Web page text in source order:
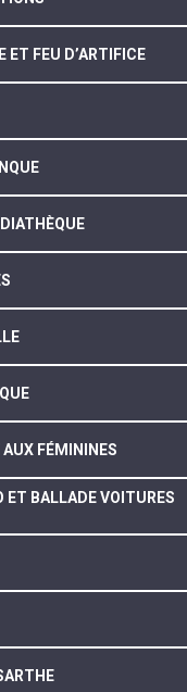
ET FEU D’ARTIFICE
AUX FÉMININES
ET BALLADE VOITURES